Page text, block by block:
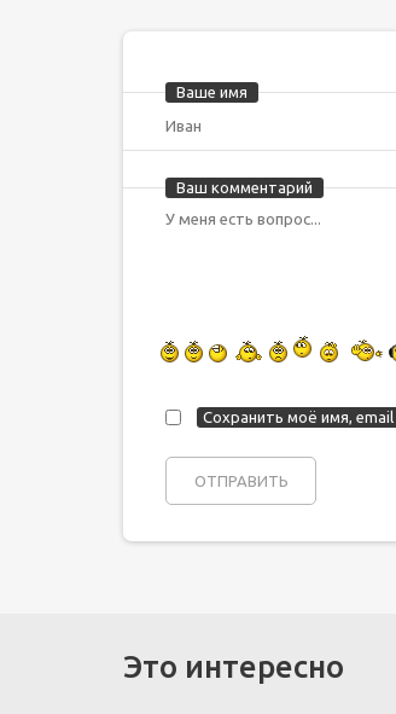
Ваше имя
Ваш комментарий
Сохранить моё имя,
Это интересно